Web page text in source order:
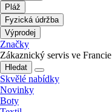
Pláž
Fyzická údržba
Výprodej
Značky
Zákaznický servis ve Francie
Hledat
Skvělé nabídky
Novinky
Boty